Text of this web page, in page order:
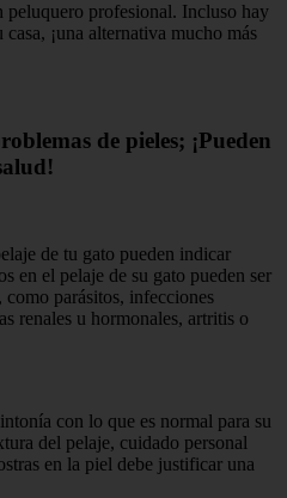
peluquero profesional. Incluso hay
¡una alternativa mucho más
de pieles; ¡Pueden
de tu gato pueden indicar
en el pelaje de su gato pueden ser
parásitos, infecciones
renales u hormonales, artritis o
con lo que es normal para su
del pelaje, cuidado personal
en la piel debe justificar una